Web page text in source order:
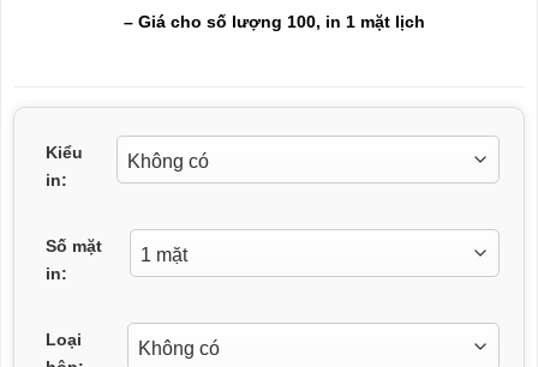
– Giá cho số lượng 100, in 1 mặt lịch
Kiểu
in:
Số mặt
in:
Loại